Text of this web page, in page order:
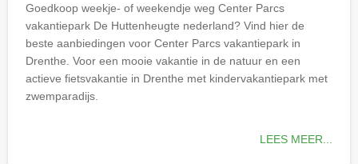
Goedkoop weekje- of weekendje weg Center Parcs
vakantiepark De Huttenheugte nederland? Vind hier de
beste aanbiedingen voor Center Parcs vakantiepark in
Drenthe. Voor een mooie vakantie in de natuur en een
actieve fietsvakantie in Drenthe met kindervakantiepark met
zwemparadijs.
LEES MEER...